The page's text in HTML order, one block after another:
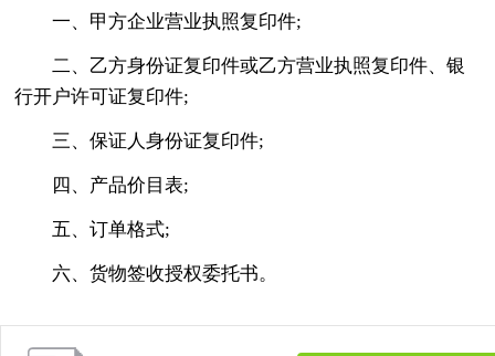
一、甲方企业营业执照复印件;
二、乙方身份证复印件或乙方营业执照复印件、银
行开户许可证复印件;
三、保证人身份证复印件;
四、产品价目表;
五、订单格式;
六、货物签收授权委托书。